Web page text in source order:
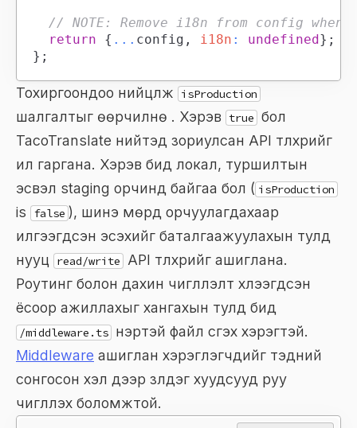
// NOTE: Remove i18n from config
return
{ ... config , i18n : undefined} ;
} ;
Тохиргоондоо нийцүүлж isProduction
шалгалтыг өөрчилнө үү. Хэрэв true бол
TacoTranslate нийтэд зориулсан API түлхүүрийг
ил гаргана. Хэрэв бид локал, туршилтын
эсвэл staging орчинд байгаа бол ( isProduction
is false ), шинэ мөрүүд орчуулагдахаар
илгээгдсэн эсэхийг баталгаажуулахын тулд
нууц
read/write
API түлхүүрийг ашиглана.
Роутинг болон дахин чиглүүлэлт хүлээгдсэн
ёсоор ажиллахыг хангахын тулд бид
/middleware.ts нэртэй файл үүсгэх хэрэгтэй.
Middleware ашиглан хэрэглэгчдийг тэдний
сонгосон хэл дээр үзүүлдэг хуудсууд руу
чиглүүлэх боломжтой.